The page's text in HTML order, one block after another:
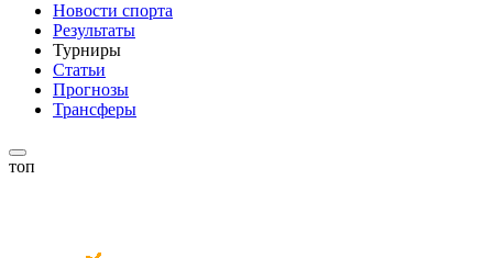
Новости спорта
Результаты
Турниры
Статьи
Прогнозы
Трансферы
топ